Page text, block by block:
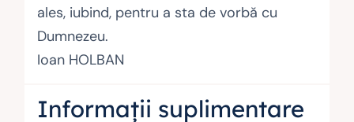
ales, iubind, pentru a sta de vorbă cu
Dumnezeu.
Ioan HOLBAN
Informații suplimentare